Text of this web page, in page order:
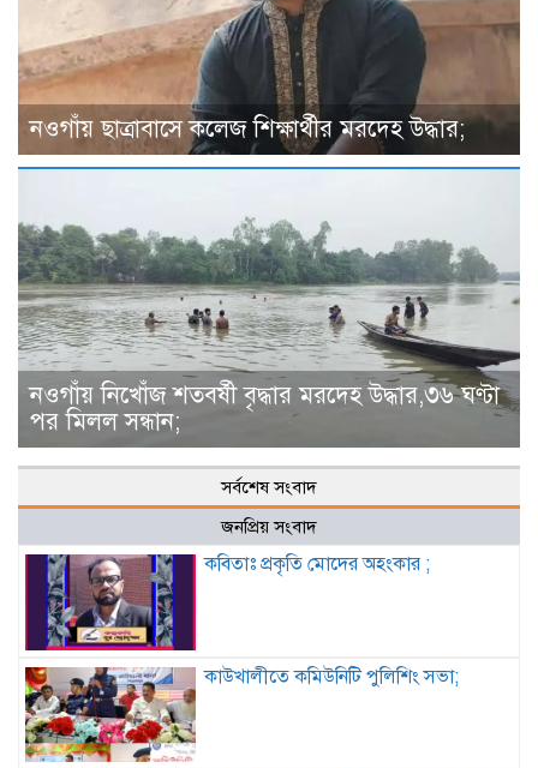
নওগাঁয় ছাত্রাবাসে কলেজ শিক্ষার্থীর মরদেহ উদ্ধার;
নওগাঁয় নিখোঁজ শতবর্ষী বৃদ্ধার মরদেহ উদ্ধার,৩৬ ঘণ্টা
পর মিলল সন্ধান;
সর্বশেষ সংবাদ
জনপ্রিয় সংবাদ
কবিতাঃ প্রকৃতি মোদের অহংকার ;
কাউখালীতে কমিউনিটি পুলিশিং সভা;